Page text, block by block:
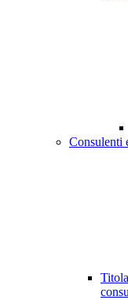
Consulenti